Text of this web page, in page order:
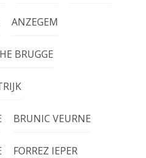
ANZEGEM
BRUGGE
BRUNIC VEURNE
FORREZ IEPER